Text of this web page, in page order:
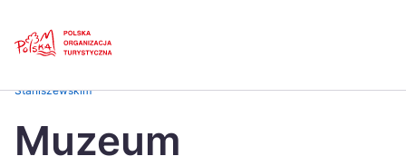
Česká
Staniszewskim
Muzeum